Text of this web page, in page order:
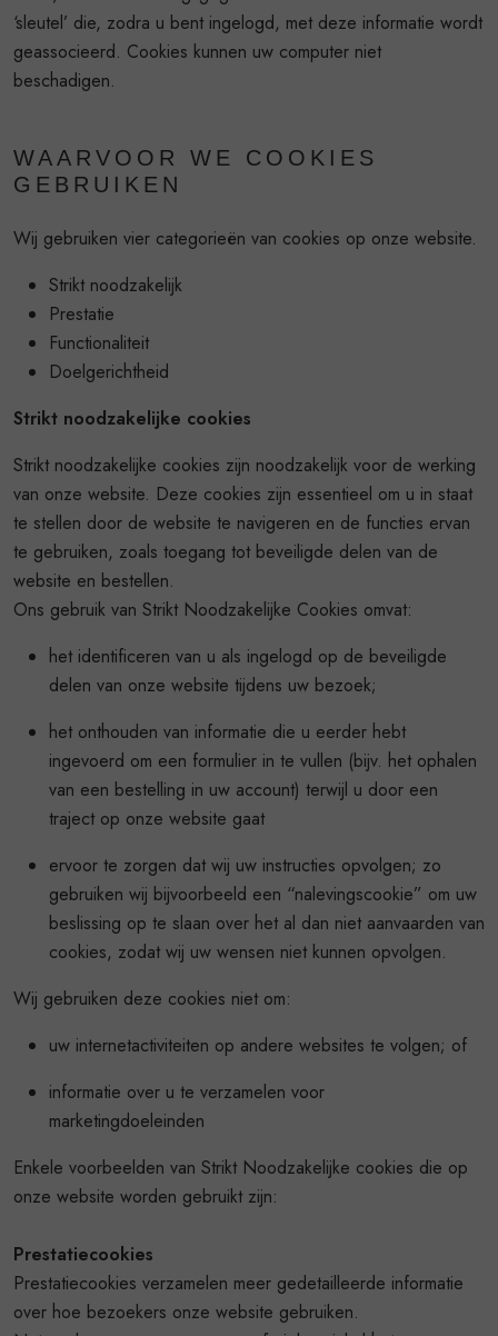
‘sleutel’ die, zodra u bent ingelogd, met deze informatie wordt
geassocieerd. Cookies kunnen uw computer niet
beschadigen.
WAARVOOR WE COOKIES
GEBRUIKEN
Wij gebruiken vier categorieën van cookies op onze website.
Strikt noodzakelijk
Prestatie
Functionaliteit
Doelgerichtheid
Strikt noodzakelijke cookies
Strikt noodzakelijke cookies zijn noodzakelijk voor de werking
van onze website. Deze cookies zijn essentieel om u in staat
te stellen door de website te navigeren en de functies ervan
te gebruiken, zoals toegang tot beveiligde delen van de
website en bestellen.
Ons gebruik van Strikt Noodzakelijke Cookies omvat:
het identificeren van u als ingelogd op de beveiligde
delen van onze website tijdens uw bezoek;
het onthouden van informatie die u eerder hebt
ingevoerd om een formulier in te vullen (bijv. het ophalen
van een bestelling in uw account) terwijl u door een
traject op onze website gaat
ervoor te zorgen dat wij uw instructies opvolgen; zo
gebruiken wij bijvoorbeeld een “nalevingscookie” om uw
beslissing op te slaan over het al dan niet aanvaarden van
cookies, zodat wij uw wensen niet kunnen opvolgen.
Wij gebruiken deze cookies niet om:
uw internetactiviteiten op andere websites te volgen; of
informatie over u te verzamelen voor
marketingdoeleinden
Enkele voorbeelden van Strikt Noodzakelijke cookies die op
onze website worden gebruikt zijn:
Prestatiecookies
Prestatiecookies verzamelen meer gedetailleerde informatie
over hoe bezoekers onze website gebruiken.